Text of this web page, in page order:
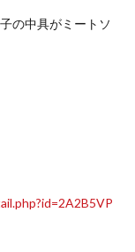
の中具がミートソ